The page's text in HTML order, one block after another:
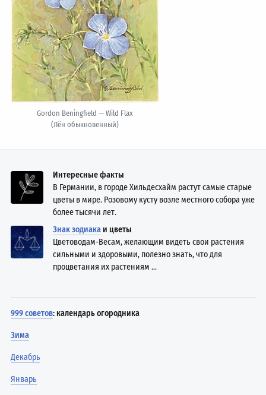
Gordon Beningfield — Wild Flax
(Лён обыкновенный)
Интересные факты
В Германии, в городе Хильдесхайм растут самые старые
цветы в мире. Розовому кусту возле местного собора уже
более тысячи лет.
Знак зодиака и цветы
Цветоводам-Весам, желающим видеть свои растения
сильными и здоровыми, полезно знать, что для
процветания их растениям ...
999 советов: календарь огородника
Зима
Декабрь
Январь